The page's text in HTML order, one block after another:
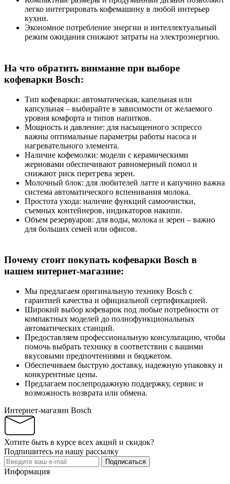
легко интегрировать кофемашину в любой интерьер
кухни.
Экономное потребление энергии и интеллектуальный
режим ожидания снижают затраты на электроэнергию.
На что обратить внимание при выборе
кофеварки Bosch:
Тип кофеварки: автоматическая, капельная или
капсульная – выбирайте в зависимости от желаемого
уровня комфорта и типов напитков.
Мощность и давление: для насыщенного эспрессо
важны оптимальные параметры работы насоса и
нагревательного элемента.
Наличие кофемолки: модели с керамическими
жерновами обеспечивают равномерный помол и
снижают риск перегрева зерен.
Молочный блок: для любителей латте и капучино важна
система автоматического вспенивания молока.
Простота ухода: наличие функций самоочистки,
съемных контейнеров, индикаторов накипи.
Объем резервуаров: для воды, молока и зерен – важно
для больших семей или офисов.
Почему стоит покупать кофеварки Bosch в
нашем интернет-магазине:
Мы предлагаем оригинальную технику Bosch с
гарантией качества и официальной сертификацией.
Широкий выбор кофеварок под любые потребности от
компактных моделей до полнофункциональных
автоматических станций.
Предоставляем профессиональную консультацию, чтобы
помочь выбрать технику в соответствии с вашими
вкусовыми предпочтениями и бюджетом.
Обеспечиваем быструю доставку, надежную упаковку и
конкурентные цены.
Предлагаем послепродажную поддержку, сервис и
возможность возврата или обмена.
Интернет-магазин Bosch
Хотите быть в курсе всех акций и скидок?
Подпишитесь на нашу рассылку
Подписаться
Информация